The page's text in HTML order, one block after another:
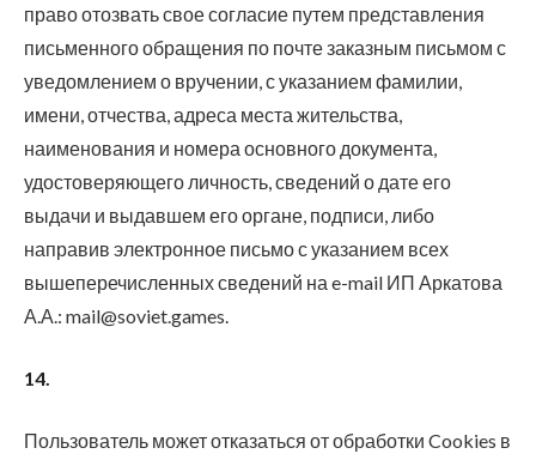
право отозвать свое согласие путем представления
письменного обращения по почте заказным письмом с
уведомлением о вручении, с указанием фамилии,
имени, отчества, адреса места жительства,
наименования и номера основного документа,
удостоверяющего личность, сведений о дате его
выдачи и выдавшем его органе, подписи, либо
направив электронное письмо с указанием всех
вышеперечисленных сведений на e-mail ИП Аркатова
А.А.: mail@soviet.games.
14.
Пользователь может отказаться от обработки Cookies в